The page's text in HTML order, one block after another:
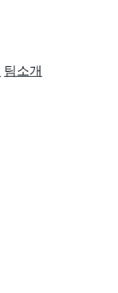
팀소개